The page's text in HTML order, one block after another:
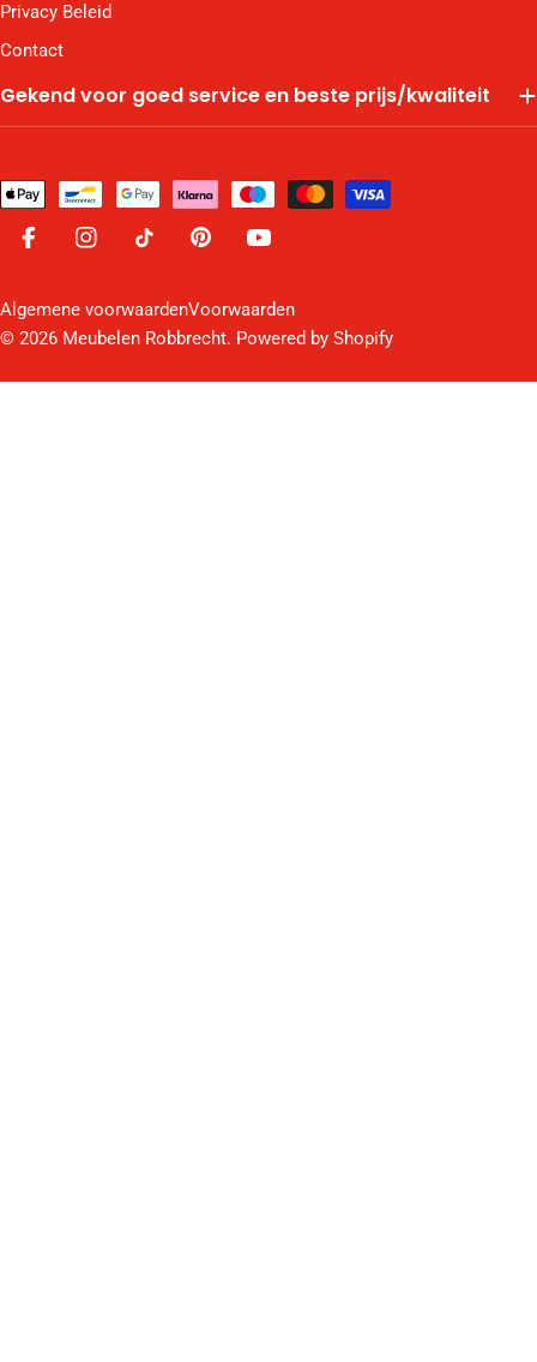
Privacy Beleid
Contact
Gekend voor goed service en beste prijs/kwaliteit
Betaalmethodes
FacebookInstagramTikTokPinterestYouTube
© 2026 Meubelen Robbrecht. Powered by Shopify
Algemene voorwaardenVoorwaarden